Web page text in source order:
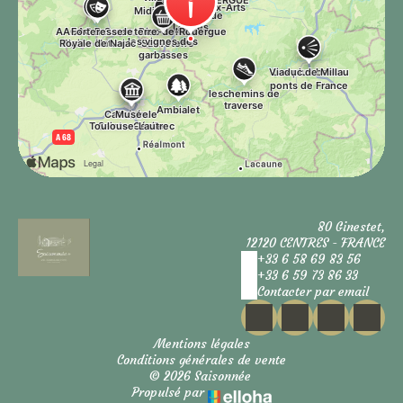
80 Ginestet,
12120 CENTRES - FRANCE
+33 6 58 69 83 56
+33 6 59 73 86 33
Contacter par email
Mentions légales
Conditions générales de vente
© 2026 Saisonnée
Propulsé par